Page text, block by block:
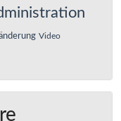
Video